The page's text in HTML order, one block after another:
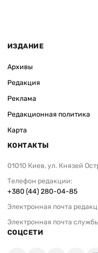
ИЗДАНИЕ
Архивы
Редакция
Реклама
Редакционная политика
Карта
КОНТАКТЫ
01010 Киев, ул. Князей
Телефон редакции:
+380 (44) 280-04-85
Электронная почта
Электронная почта
СОЦСЕТИ